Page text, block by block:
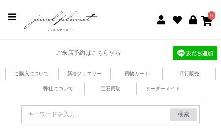
0
ご来店予約はこちらから
ご購入について 新着ジュエリー 買物カート 代行販売
弊社について 宝石買取 オーダーメイド
検索